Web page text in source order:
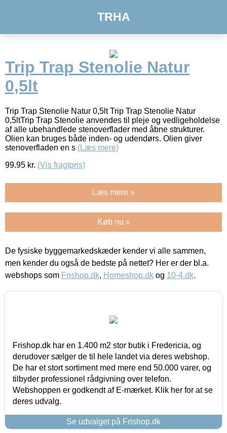
TRHA
Trip Trap Stenolie Natur
0,5lt
Trip Trap Stenolie Natur 0,5lt Trip Trap Stenolie Natur
0,5ltTrip Trap Stenolie anvendes til pleje og vedligeholdelse
af alle ubehandlede stenoverflader med åbne strukturer.
Olien kan bruges både inden- og udendørs. Olien giver
stenoverfladen en s (Læs mere)
99.95 kr. (Vis fragtpris)
Læs mere »
Køb nu »
De fysiske byggemarkedskæder kender vi alle sammen,
men kender du også de bedste på nettet? Her er der bl.a.
webshops som Frishop.dk, Homeshop.dk og 10-4.dk.
Frishop.dk har en 1.400 m2 stor butik i Fredericia, og
derudover sælger de til hele landet via deres webshop.
De har et stort sortiment med mere end 50.000 varer, og
tilbyder professionel rådgivning over telefon.
Webshoppen er godkendt af E-mærket. Klik her for at se
deres udvalg.
Se udvalget på Frishop.dk